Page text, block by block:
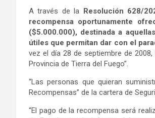
A través de la Resolución 628/
recompensa oportunamente
($5.000.000), destinada a
útiles que permitan dar con el
vez el día 28 de septiembre de
Provincia de Tierra del Fuego”.
“Las personas que quieran
Recompensas” de la cartera de
“El pago de la recompensa será